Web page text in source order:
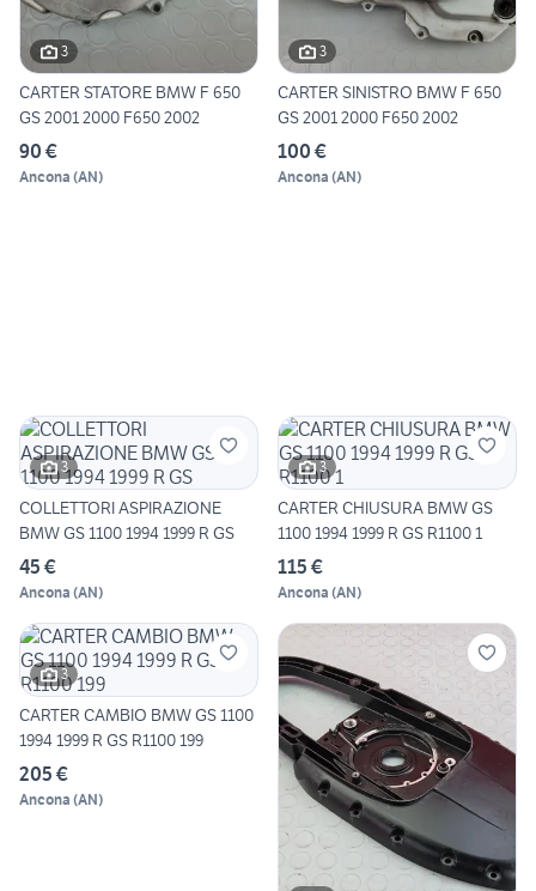
3
CARTER STATORE BMW F 650
GS 2001 2000 F650 2002
90 €
Ancona (AN)
3
CARTER SINISTRO BMW F 650
GS 2001 2000 F650 2002
100 €
Ancona (AN)
3
COLLETTORI ASPIRAZIONE
BMW GS 1100 1994 1999 R GS
45 €
Ancona (AN)
3
CARTER CHIUSURA BMW GS
1100 1994 1999 R GS R1100 1
115 €
Ancona (AN)
3
CARTER CAMBIO BMW GS 1100
1994 1999 R GS R1100 199
205 €
Ancona (AN)